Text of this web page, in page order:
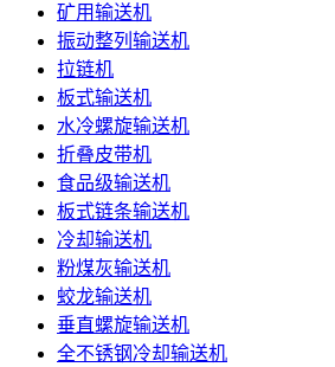
矿用输送机
振动整列输送机
拉链机
板式输送机
水冷螺旋输送机
折叠皮带机
食品级输送机
板式链条输送机
冷却输送机
粉煤灰输送机
蛟龙输送机
垂直螺旋输送机
全不锈钢冷却输送机